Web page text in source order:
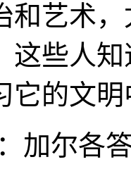
和艺术
这些人
它的文
加尔各